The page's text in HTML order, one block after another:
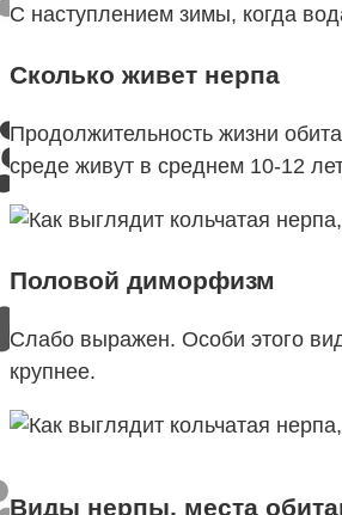
С наступлением зимы, когда
Сколько живет нерпа
Продолжительность жизни
среде живут в среднем 10-12
Половой диморфизм
Слабо выражен. Особи этого
крупнее.
Виды нерпы, места